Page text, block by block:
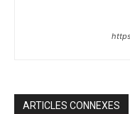
ARTICLES CONNEXES